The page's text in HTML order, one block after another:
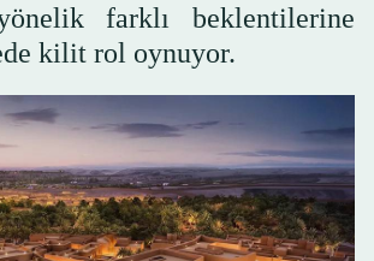
farklı beklentilerine
kilit rol oynuyor.